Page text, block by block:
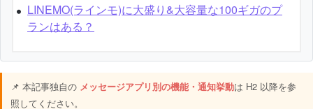
LINEMO(ラインモ)に大盛り&大容量な100ギガのプ
ランはある？
📌 本記事独自の メッセージアプリ別の機能・通知挙動は H2 以降を参
照してください。